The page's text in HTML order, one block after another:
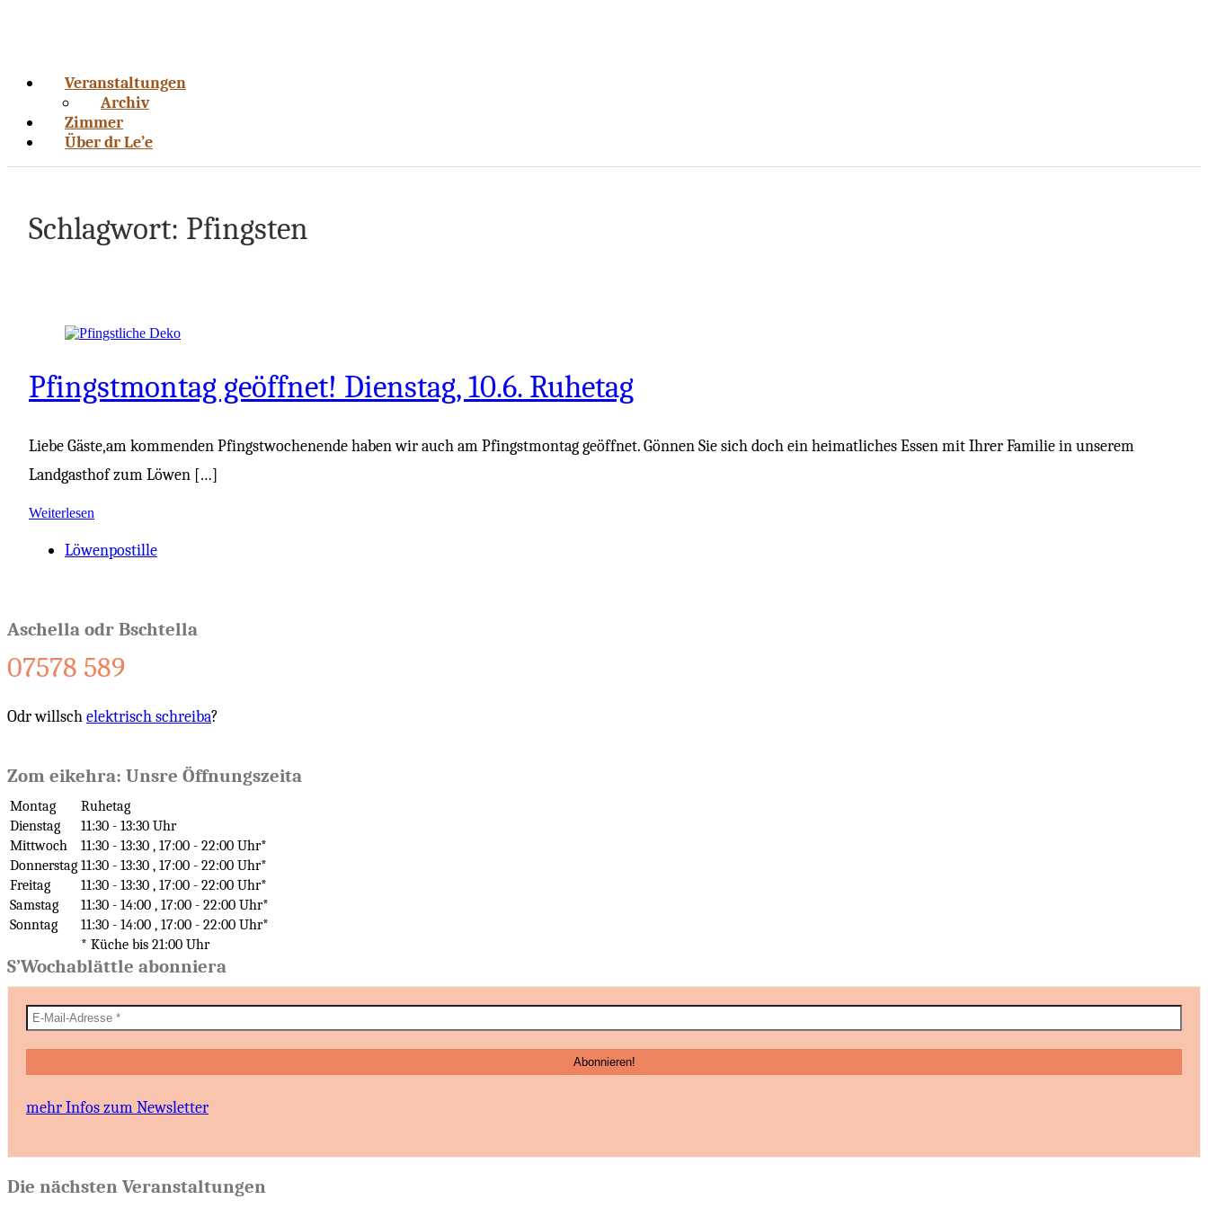
Veranstaltungen
Archiv
Zimmer
Über dr Le’e
Schlagwort: Pfingsten
Pfingstmontag geöffnet! Dienstag, 10.6. Ruhetag
Liebe Gäste,am kommenden Pfingstwochenende haben wir auch am Pfingstmontag geöffnet. Gönnen Sie sich doch ein heimatliches Essen mit Ihrer Familie in unserem
Landgasthof zum Löwen […]
Weiterlesen
Löwenpostille
Aschella odr Bschtella
07578 589
Odr willschelektrisch schreiba?
Zom eikehra: Unsre Öffnungszeita
Montag
Ruhetag
Dienstag
11:30 - 13:30 Uhr
Mittwoch
11:30 - 13:30 , 17:00 - 22:00 Uhr*
Donnerstag 11:30 - 13:30 , 17:00 - 22:00 Uhr*
Freitag
11:30 - 13:30 , 17:00 - 22:00 Uhr*
Samstag
11:30 - 14:00 , 17:00 - 22:00 Uhr*
Sonntag
11:30 - 14:00 , 17:00 - 22:00 Uhr*
* Küche bis 21:00 Uhr
S’Wochablättle abonniera
mehr Infos zum Newsletter
Die nächsten Veranstaltungen